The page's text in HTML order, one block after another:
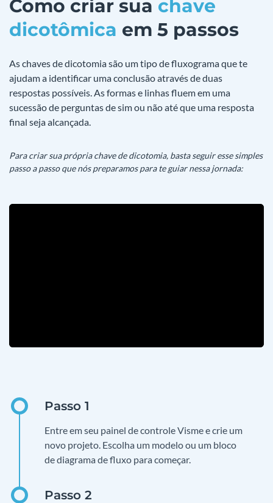
Como criar sua chave
dicotômica em 5 passos
As chaves de dicotomia são um tipo de fluxograma que te
ajudam a identificar uma conclusão através de duas
respostas possíveis. As formas e linhas fluem em uma
sucessão de perguntas de sim ou não até que uma resposta
final seja alcançada.
Para criar sua própria chave de dicotomia, basta seguir esse simples
passo a passo que nós preparamos para te guiar nessa jornada:
Entre em seu painel de controle Visme e crie um
novo projeto. Escolha um modelo ou um bloco
de diagrama de fluxo para começar.